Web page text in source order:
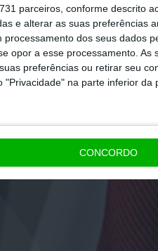
parceiros, conforme descrito
e alterar as suas preferências
processamento dos seus dados
opor a esse processamento. As
preferências ou retirar seu
na parte inferior da
CONCORDO